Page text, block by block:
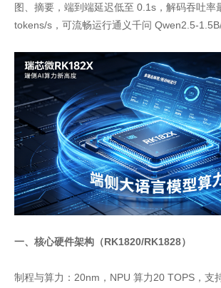
图、摘要，端到端延迟低至 0.1s，解码吞吐率
tokens/s，可流畅运行通义千问 Qwen2.5-
一、核心硬件架构（RK1820/RK1828）
制程与算力：20nm，NPU 算力20 TOPS，支